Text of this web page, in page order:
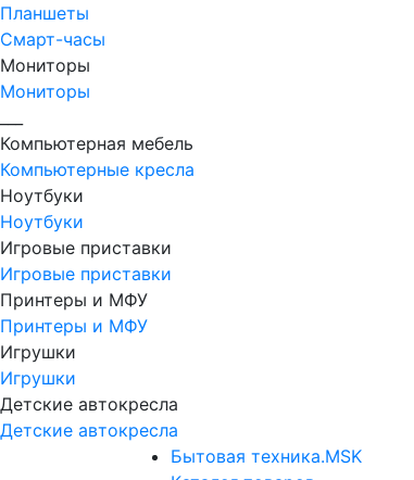
Планшеты
Смарт-часы
Мониторы
Мониторы
Компьютерная мебель
Компьютерные кресла
Ноутбуки
Ноутбуки
Игровые приставки
Игровые приставки
Принтеры и МФУ
Принтеры и МФУ
Игрушки
Игрушки
Детские автокресла
Детские автокресла
Бытовая техника.MSK